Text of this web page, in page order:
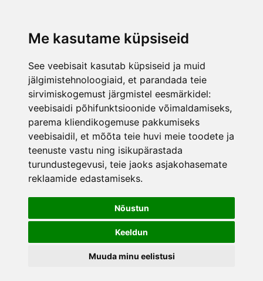
Me kasutame küpsiseid
See veebisait kasutab küpsiseid ja muid
jälgimistehnoloogiaid, et parandada teie
sirvimiskogemust järgmistel eesmärkidel:
veebisaidi põhifunktsioonide võimaldamiseks,
parema kliendikogemuse pakkumiseks
veebisaidil, et mõõta teie huvi meie toodete ja
teenuste vastu ning isikupärastada
turundustegevusi, teie jaoks asjakohasemate
reklaamide edastamiseks.
Nõustun
Keeldun
Muuda minu eelistusi